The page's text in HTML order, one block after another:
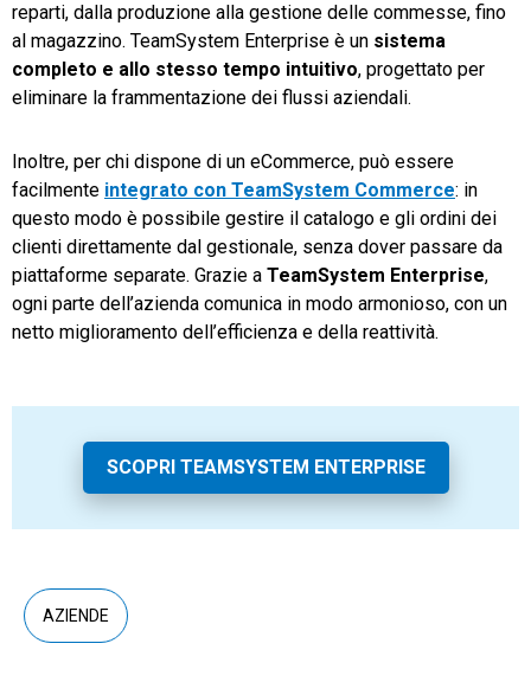
reparti, dalla produzione alla gestione delle commesse, fino
al magazzino. TeamSystem Enterprise è un sistema
completo e allo stesso tempo intuitivo, progettato per
eliminare la frammentazione dei flussi aziendali.
Inoltre, per chi dispone di un eCommerce, può essere
facilmente integrato con TeamSystem Commerce: in
questo modo è possibile gestire il catalogo e gli ordini dei
clienti direttamente dal gestionale, senza dover passare da
piattaforme separate. Grazie a TeamSystem Enterprise,
ogni parte dell’azienda comunica in modo armonioso, con un
netto miglioramento dell’efficienza e della reattività.
SCOPRI TEAMSYSTEM ENTERPRISE
AZIENDE